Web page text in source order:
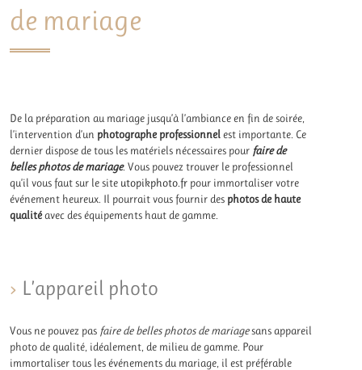
de mariage
De la préparation au mariage jusqu’à l’ambiance en fin de soirée,
l’intervention d’un photographe professionnelest importante. Ce
dernier dispose de tous les matériels nécessaires pour faire de
belles photos de mariage. Vous pouvez trouver le professionnel
qu’il vous faut sur le site utopikphoto.fr pour immortaliser votre
événement heureux. Il pourrait vous fournir des photos de haute
qualitéavec des équipements haut de gamme.
L’appareil photo
Vous ne pouvez pas faire de belles photos de mariagesans appareil
photo de qualité, idéalement, de milieu de gamme. Pour
immortaliser tous les événements du mariage, il est préférable